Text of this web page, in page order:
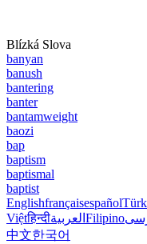
Blízká Slova
banyan
banush
bantering
banter
bantamweight
baozi
bap
baptism
baptismal
baptist
Englishfrançaisespañol
Việtहिन्दीالعربية Filipino
中文한국어